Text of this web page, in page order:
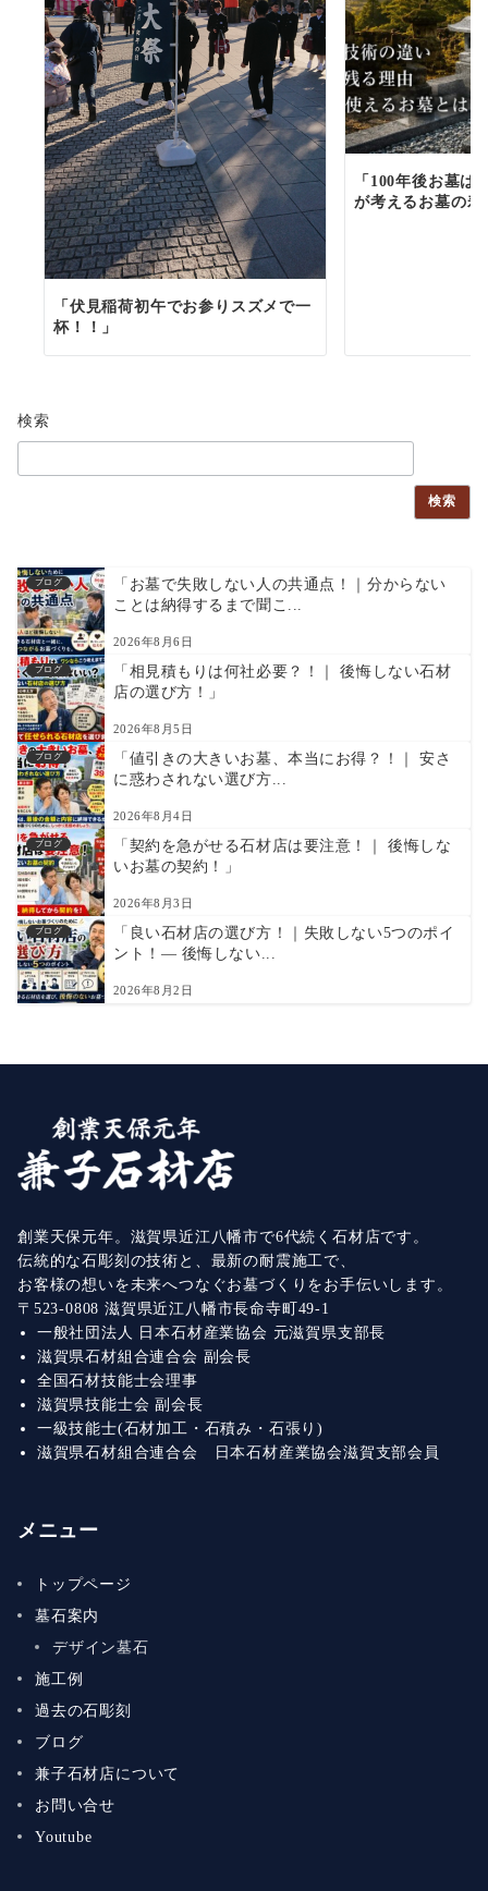
「伏見稲荷初午でお参りスズメで一
杯！！」
「100年後お墓は
が考えるお墓の寿
検索
検索
ブログ
「お墓で失敗しない人の共通点！｜分からない
ことは納得するまで聞こ...
2026年8月6日
ブログ
「相見積もりは何社必要？！｜ 後悔しない石材
店の選び方！」
2026年8月5日
ブログ
「値引きの大きいお墓、本当にお得？！｜ 安さ
に惑わされない選び方...
2026年8月4日
ブログ
「契約を急がせる石材店は要注意！｜ 後悔しな
いお墓の契約！」
2026年8月3日
ブログ
「良い石材店の選び方！｜失敗しない5つのポイ
ント！― 後悔しない...
2026年8月2日
創業天保元年。滋賀県近江八幡市で6代続く石材店です。
伝統的な石彫刻の技術と、最新の耐震施工で、
お客様の想いを未来へつなぐお墓づくりをお手伝いします。
〒523-0808 滋賀県近江八幡市長命寺町49-1
一般社団法人 日本石材産業協会 元滋賀県支部長
滋賀県石材組合連合会 副会長
全国石材技能士会理事
滋賀県技能士会 副会長
一級技能士(石材加工・石積み・石張り)
滋賀県石材組合連合会 日本石材産業協会滋賀支部会員
メニュー
トップページ
墓石案内
デザイン墓石
施工例
過去の石彫刻
ブログ
兼子石材店について
お問い合せ
Youtube